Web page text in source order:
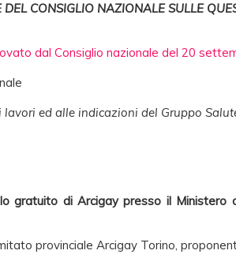
CONSIGLIO NAZIONALE SULLE
dal Consiglio nazionale del 20
ed alle indicazioni del Gruppo
gratuito di Arcigay presso il
provinciale Arcigay Torino,